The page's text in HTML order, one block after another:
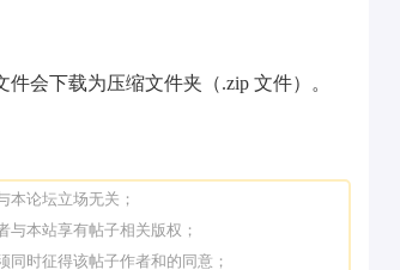
会下载为压缩文件夹（.zip 文件）。
本论坛立场无关；
与本站享有帖子相关版权；
时征得该帖子作者和的同意；